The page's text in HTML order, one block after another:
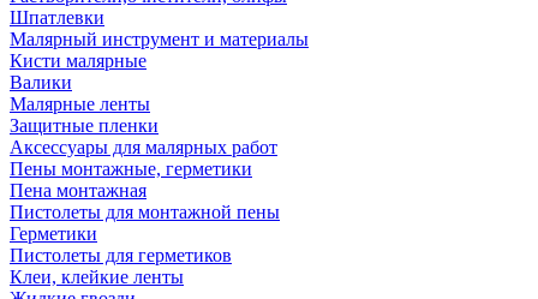
Шпатлевки
Малярный инструмент и материалы
Кисти малярные
Валики
Малярные ленты
Защитные пленки
Аксессуары для малярных работ
Пены монтажные, герметики
Пена монтажная
Пистолеты для монтажной пены
Герметики
Пистолеты для герметиков
Клеи, клейкие ленты